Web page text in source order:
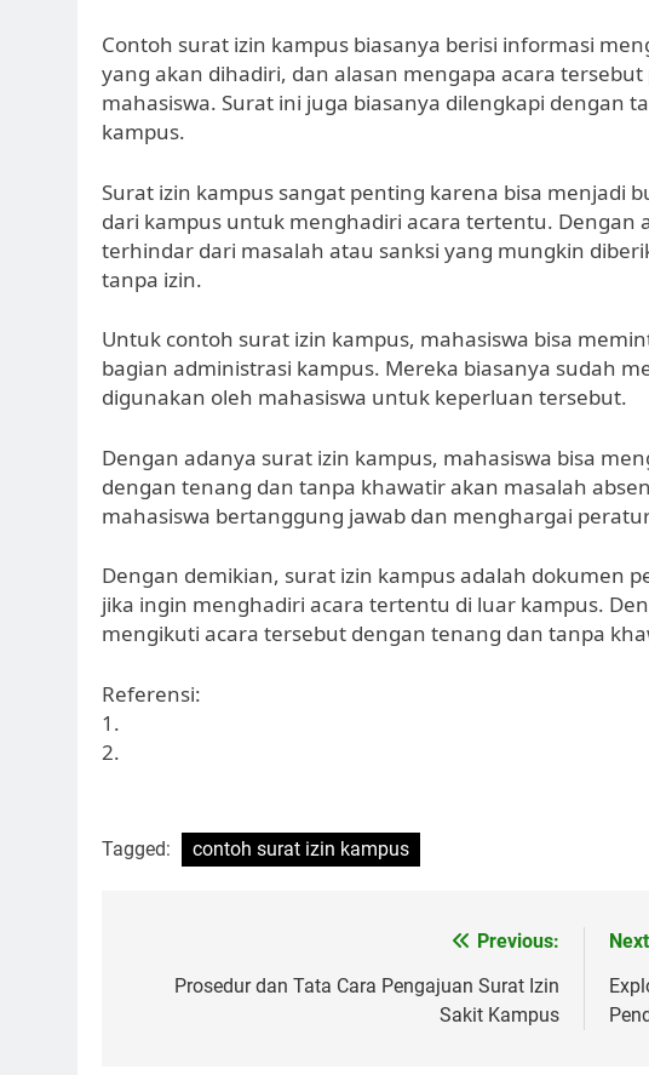
Contoh surat izin kampus biasanya berisi informasi
yang akan dihadiri, dan alasan mengapa acara
mahasiswa. Surat ini juga biasanya dilengkapi dengan
kampus.
Surat izin kampus sangat penting karena bisa menjadi
dari kampus untuk menghadiri acara tertentu. Dengan
terhindar dari masalah atau sanksi yang mungkin
tanpa izin.
Untuk contoh surat izin kampus, mahasiswa bisa
bagian administrasi kampus. Mereka biasanya sudah
digunakan oleh mahasiswa untuk keperluan tersebut.
Dengan adanya surat izin kampus, mahasiswa bisa
dengan tenang dan tanpa khawatir akan masalah
mahasiswa bertanggung jawab dan menghargai
Dengan demikian, surat izin kampus adalah dokumen
jika ingin menghadiri acara tertentu di luar kampus.
mengikuti acara tersebut dengan tenang dan tanpa
Referensi:
1.
2.
Tagged: contoh surat izin kampus
navigation
Previous:
Prosedur dan Tata Cara Pengajuan Surat Izin
Sakit Kampus